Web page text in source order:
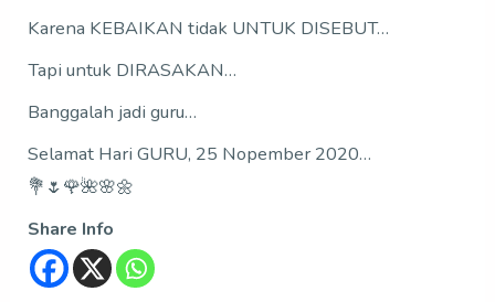
Karena KEBAIKAN tidak UNTUK DISEBUT…
Tapi untuk DIRASAKAN…
Banggalah jadi guru…
Selamat Hari GURU, 25 Nopember 2020…
💐🌷🌹🌺🌸🌼
Share Info